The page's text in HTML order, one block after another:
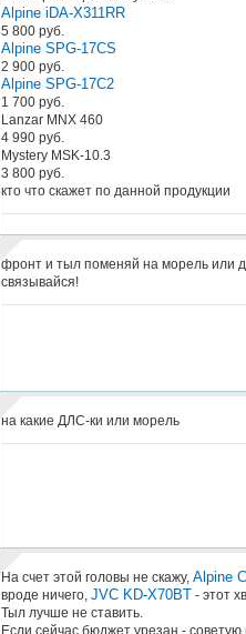
Alpine iDA-X311RR
5 800 руб.
Alpine SPG-17CS
2 900 руб.
Alpine SPG-17C2
1 700 руб.
Lanzar MNX 460
4 990 руб.
Mystery MSK-10.3
3 800 руб.
кто что скажет по данной продукции
фронт и тыл поменяй на морель или
связывайся!
на какие ДЛС-ки или морель
На счет этой головы не скажу, Alpine
вроде ничего, JVC KD-X70BT - этот
Тыл лучше не ставить.
Если сейчас бюджет урезан -